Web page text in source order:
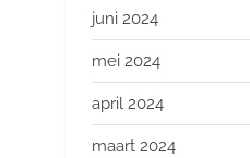
juni 2024
mei 2024
april 2024
maart 2024